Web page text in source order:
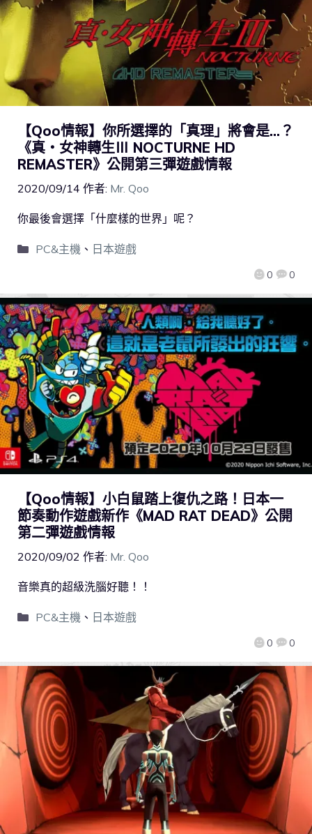
【Qoo情報】你所選擇的「真理」將會是…？
《真・女神轉生Ⅲ NOCTURNE HD
REMASTER》公開第三彈遊戲情報
2020/09/14 作者: Mr. Qoo
0 0
你最後會選擇「什麼樣的世界」呢？
PC&主機 、 日本遊戲
【Qoo情報】小白鼠踏上復仇之路！日本一
節奏動作遊戲新作《MAD RAT DEAD》公開
第二彈遊戲情報
2020/09/02 作者: Mr. Qoo
0 0
音樂真的超級洗腦好聽！！
PC&主機 、 日本遊戲